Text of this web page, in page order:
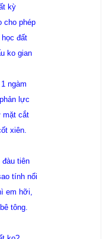
kỳ
cho phép
đất
ko gian
ngàm
lực
mặt cắt
xiên.
đàu tiên
tính nổi
em hỡi,
tông.